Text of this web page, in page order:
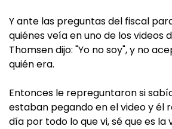
Y ante las preguntas del fiscal
quiénes veía en uno de los videos
Thomsen dijo: "Yo no soy", y no
quién era.
Entonces le repreguntaron si
estaban pegando en el video y él
día por todo lo que vi, sé que es la